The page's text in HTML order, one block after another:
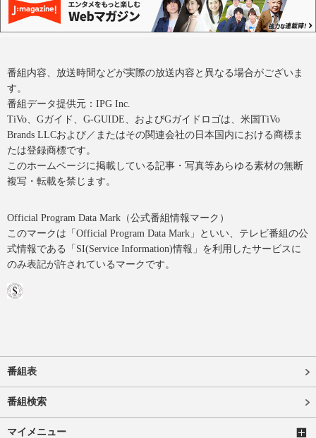
番組内容、放送時間などが実際の放送内容と異なる場合がございま
す。
番組データ提供元：IPG Inc.
TiVo、Gガイド、G-GUIDE、およびGガイドロゴは、米国TiVo
Brands LLCおよび／またはその関連会社の日本国内における商標ま
たは登録商標です。
このホームページに掲載している記事・写真等あらゆる素材の無断
複写・転載を禁じます。
Official Program Data Mark（公式番組情報マーク）
このマークは「Official Program Data Mark」といい、テレビ番組の公
式情報である「SI(Service Information)情報」を利用したサービスに
のみ表記が許されているマークです。
番組表
番組検索
マイメニュー